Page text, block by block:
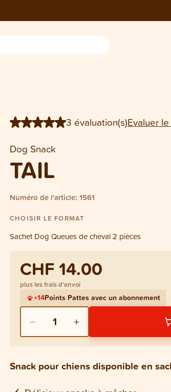
Sachet Dog Queues de cheval 2 pièces
3 évaluation(s)Evaluer
Dog Snack
TAIL
Numéro de l'article: 1561
CHOISIR LE FORMAT
Sachet Dog Queues de cheval 2 pièces
CHF 14.00
plus les frais d'envoi
+14Points Pattes avec un abonnement
− 1 +
Snack pour chiens disponible en